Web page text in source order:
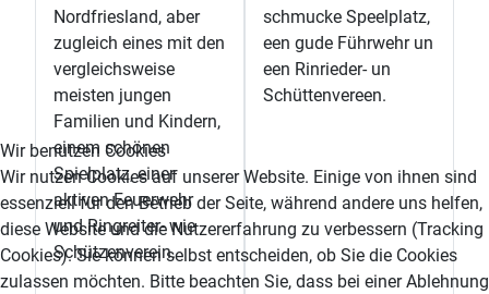
Nordfriesland, aber
zugleich eines mit den
vergleichsweise
meisten jungen
Familien und Kindern,
einem schönen
Spielplatz, einer
aktiven Feuerwehr
und Ringreiter- wie
Schützenverein.
schmucke Speelplatz,
een gude Führwehr un
een Rinrieder- un
Schüttenvereen.
Wir benutzen Cookies
Wir nutzen Cookies auf unserer Website. Einige von ihnen sind
essenziell für den Betrieb der Seite, während andere uns helfen,
diese Website und die Nutzererfahrung zu verbessern (Tracking
Cookies). Sie können selbst entscheiden, ob Sie die Cookies
zulassen möchten. Bitte beachten Sie, dass bei einer Ablehnung